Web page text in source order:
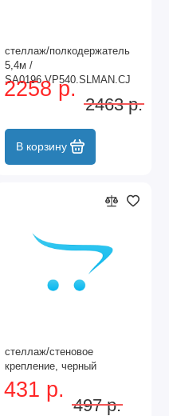
стеллаж/полкодержатель
5,4м /
SA0196.VP540.SLMAN.CJ
2258 р.
2463 р.
В корзину
стеллаж/стеновое
крепление, черный
431 р.
497 р.